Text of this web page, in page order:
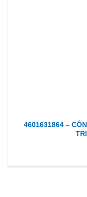
4601631864 –